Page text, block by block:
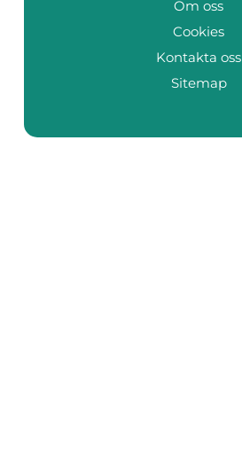
Om oss
Cookies
Kontakta oss
Sitemap